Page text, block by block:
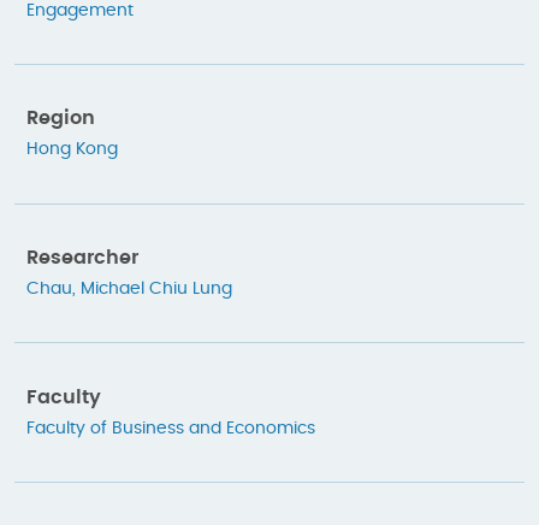
Engagement
Region
Hong Kong
Researcher
Chau, Michael Chiu Lung
Faculty
Faculty of Business and Economics